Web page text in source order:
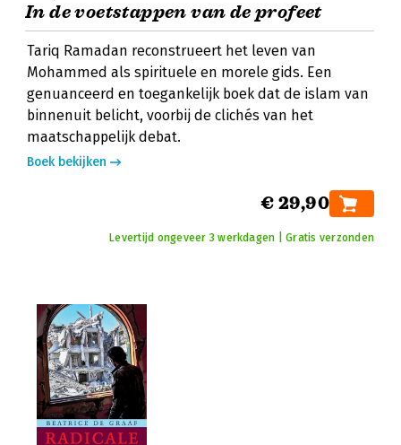
In de voetstappen van de profeet
Tariq Ramadan reconstrueert het leven van
Mohammed als spirituele en morele gids. Een
genuanceerd en toegankelijk boek dat de islam van
binnenuit belicht, voorbij de clichés van het
maatschappelijk debat.
Boek bekijken
€ 29,90
Levertijd ongeveer 3 werkdagen | Gratis verzonden